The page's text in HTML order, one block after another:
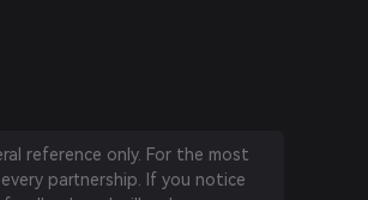
reference only. For the most
partnership. If you notice